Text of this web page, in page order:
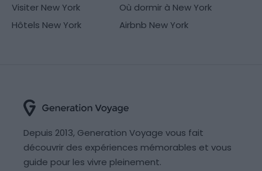
Visiter New York
Où dormir à New York
Hôtels New York
Airbnb New York
Depuis 2013, Generation Voyage vous fait
découvrir des expériences mémorables et vous
guide pour les vivre pleinement.